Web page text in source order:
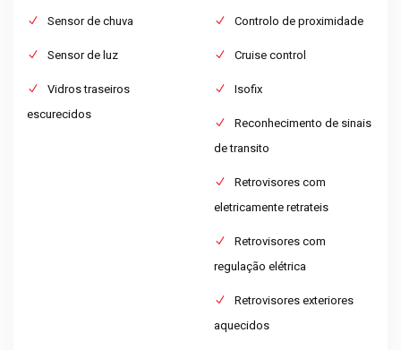
Sensor de chuva
Sensor de luz
Vidros traseiros
escurecidos
Controlo de proximidade
Cruise control
Isofix
Reconhecimento de sinais
de transito
Retrovisores com
eletricamente retrateis
Retrovisores com
regulação elétrica
Retrovisores exteriores
aquecidos